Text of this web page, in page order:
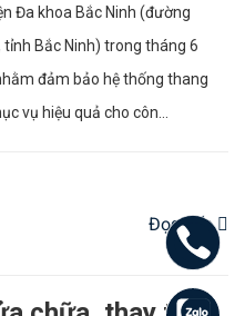
Đa khoa Bắc Ninh (đường
tỉnh Bắc Ninh) trong tháng 6
đảm bảo hệ thống thang
vụ hiệu quả cho côn...
Đọc tiếp